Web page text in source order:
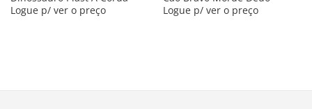
Logue p/ ver o preço
Logue p/ ver o preço